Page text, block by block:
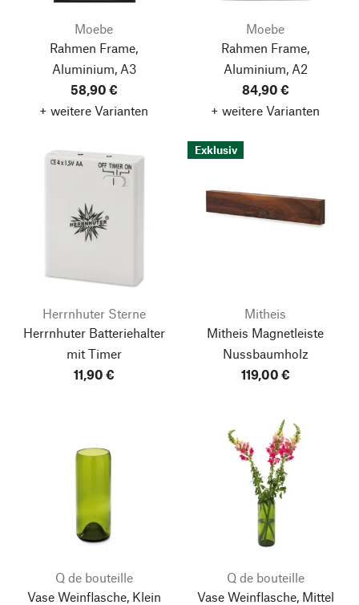
Moebe
Rahmen Frame,
Aluminium, A3
58,90 €
+ weitere Varianten
Moebe
Rahmen Frame,
Aluminium, A2
84,90 €
+ weitere Varianten
Herrnhuter Sterne
Herrnhuter Batteriehalter
mit Timer
11,90 €
Exklusiv
Mitheis
Mitheis Magnetleiste
Nussbaumholz
119,00 €
Q de bouteille
Vase Weinflasche, Klein
Q de bouteille
Vase Weinflasche, Mittel